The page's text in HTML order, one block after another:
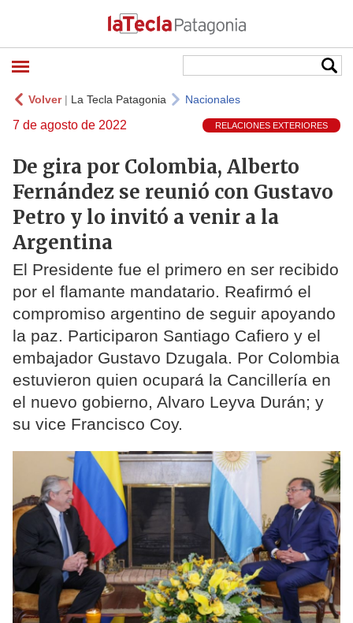
Volver| La Tecla Patagonia Nacionales
7 de agosto de 2022 RELACIONES EXTERIORES
De gira por Colombia, Alberto
Fernández se reunió con Gustavo
Petro y lo invitó a venir a la
Argentina
El Presidente fue el primero en ser recibido
por el flamante mandatario. Reafirmó el
compromiso argentino de seguir apoyando
la paz. Participaron Santiago Cafiero y el
embajador Gustavo Dzugala. Por Colombia
estuvieron quien ocupará la Cancillería en
el nuevo gobierno, Alvaro Leyva Durán; y
su vice Francisco Coy.